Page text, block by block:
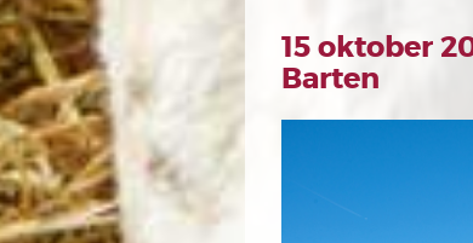
15 oktober
Barten